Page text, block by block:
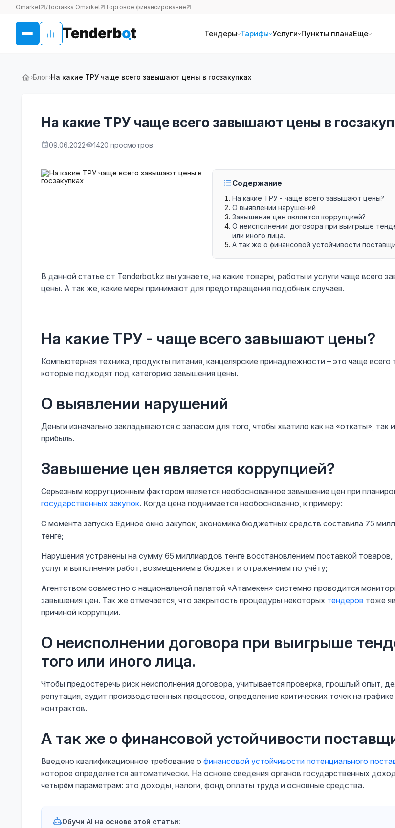
Omarket Доставка Omarket Торговое финансирование
Тендеры Тарифы Услуги Пункты планаЕще
›Блог›На какие ТРУ чаще всего завышают цены в госзакупках
На какие ТРУ чаще всего завышают цены в
09.06.2022 1420 просмотров
Содержание
На какие ТРУ - чаще всего завышают цены?
О выявлении нарушений
Завышение цен является коррупцией?
О неисполнении договора при выигрыше
или иного лица.
А так же о финансовой устойчивости
В данной статье от Tenderbot.kz вы узнаете, на какие товары, работы и услуги чаще всего
цены. А так же, какие меры принимают для предотвращения подобных случаев.
На какие ТРУ - чаще всего завышают цены?
Компьютерная техника, продукты питания, канцелярские принадлежности – это чаще всего
которые подходят под категорию завышения цены.
О выявлении нарушений
Деньги изначально закладываются с запасом для того, чтобы хватило как на «откаты», так
прибыль.
Завышение цен является коррупцией?
Серьезным коррупционным фактором является необоснованное завышение цен при
государственных закупок. Когда цена поднимается необоснованно, к примеру:
С момента запуска Единое окно закупок, экономика бюджетных средств составила 75
тенге;
Нарушения устранены на сумму 65 миллиардов тенге восстановлением поставкой товаров,
услуг и выполнения работ, возмещением в бюджет и отражением по учёту;
Агентством совместно с национальной палатой «Атамекен» системно проводится
завышения цен. Так же отмечается, что закрытость процедуры некоторых тендеров тоже
причиной коррупции.
О неисполнении договора при выигрыше
того или иного лица.
Чтобы предостеречь риск неисполнения договора, учитывается проверка, прошлый опыт,
репутация, аудит производственных процессов, определение критических точек на
контрактов.
А так же о финансовой устойчивости
Введено квалификационное требование о финансовой устойчивости потенциального
которое определяется автоматически. На основе сведения органов государственных
четырём параметрам: это доходы, налоги, фонд оплаты труда и основные средства.
Обучи AI на основе этой статьи: